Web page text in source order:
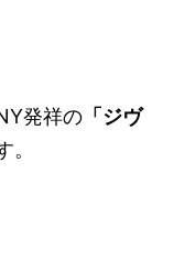
発祥の 「ジヴ
。